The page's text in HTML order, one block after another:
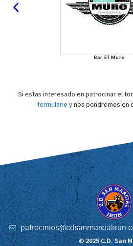
Bar El Muro
Si estas interesado en patrocinar el
formulario y nos pondremos en
© 2025 C.D. San